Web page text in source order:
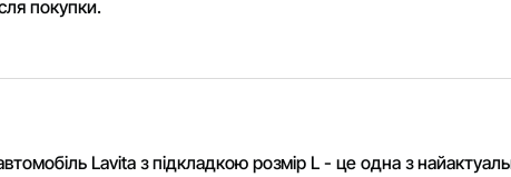
Lavita з підкладкою розмір L - це одна з
покупки.